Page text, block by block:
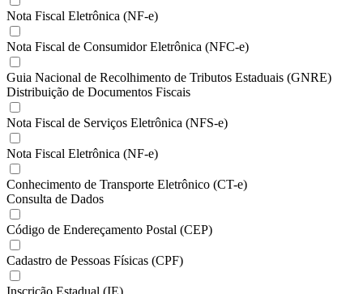
Nota Fiscal Eletrônica (NF-e)
Nota Fiscal de Consumidor Eletrônica (NFC-e)
Guia Nacional de Recolhimento de Tributos Estaduais (GNRE)
Distribuição de Documentos Fiscais
Nota Fiscal de Serviços Eletrônica (NFS-e)
Nota Fiscal Eletrônica (NF-e)
Conhecimento de Transporte Eletrônico (CT-e)
Consulta de Dados
Código de Endereçamento Postal (CEP)
Cadastro de Pessoas Físicas (CPF)
Inscrição Estadual (IE)